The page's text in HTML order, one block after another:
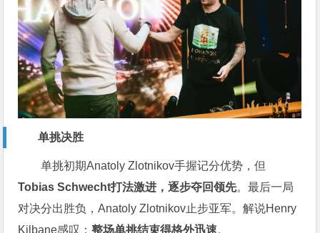
单挑决胜
单挑初期Anatoly Zlotnikov手握记分优势，但
Tobias Schwecht打法激进，逐步夺回领先。最后一局
对决分出胜负，Anatoly Zlotnikov止步亚军。解说Henry
Kilbane感叹：整场单挑结束得格外迅速。